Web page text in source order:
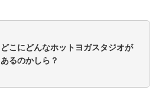
どこにどんなホットヨガスタジオが
あるのかしら？